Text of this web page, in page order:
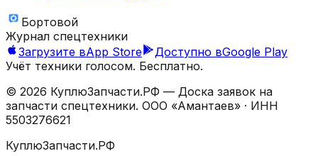
Бортовой
Журнал спецтехники
Загрузите вApp Store Доступно вGoogle Play
Учёт техники голосом. Бесплатно.
© 2026 КуплюЗапчасти.РФ — Доска заявок на
запчасти спецтехники. ООО «Амантаев» · ИНН
5503276621
КуплюЗапчасти.РФ